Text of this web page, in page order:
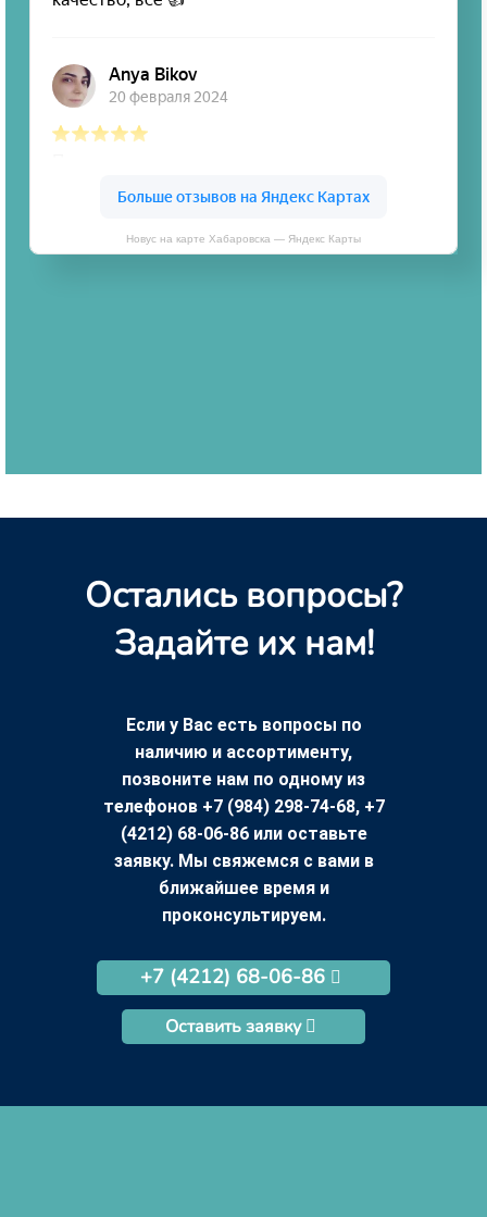
Новус на карте Хабаровска — Яндекс Карты
Остались вопросы?
Задайте их нам!
Если у Вас есть вопросы по
наличию и ассортименту,
позвоните нам по одному из
телефонов +7 (984) 298-74-68, +7
(4212) 68-06-86 или оставьте
заявку. Мы свяжемся с вами в
ближайшее время и
проконсультируем.
+7 (4212) 68-06-86
Оставить заявку